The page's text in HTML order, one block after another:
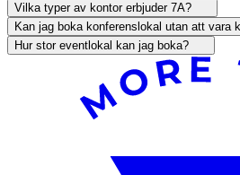
Vilka typer av kontor erbjuder 7A?
Kan jag boka konferenslokal utan att vara
Hur stor eventlokal kan jag boka?